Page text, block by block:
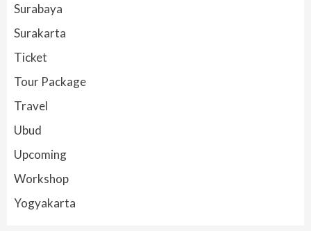
Surabaya
Surakarta
Ticket
Tour Package
Travel
Ubud
Upcoming
Workshop
Yogyakarta